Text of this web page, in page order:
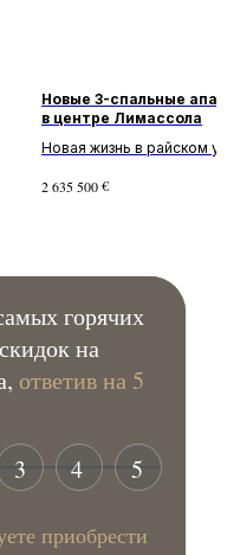
Новые 3-спальные
в центре Лимассола
Новая жизнь в райском
Роскошные апартаменты с
2 635 500€
горячих
на
ответив на 5
приобрести
3 4 5